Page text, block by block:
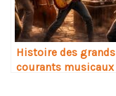
Histoire des grands
courants musicaux